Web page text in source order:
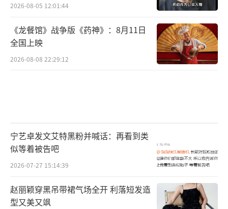
2026-08-05 12:01:44
《龙餐馆》战争版《药神》：8月11日
全国上映
2026-08-08 22:29:12
宁艺卓发文艾特黑粉并喊话：再看到类
似等着被告吧
2026-07-27 15:14:39
赵丽颖穿黑吊带裙气场全开 利落短发造
型又美又飒